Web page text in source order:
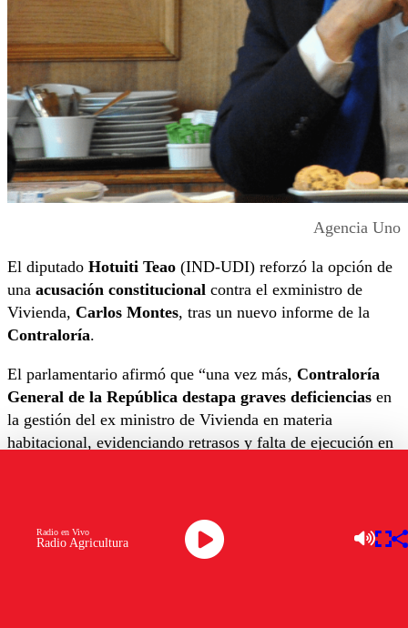
Agencia Uno
El diputado Hotuiti Teao (IND-UDI) reforzó la opción de
una acusación constitucional contra el exministro de
Vivienda, Carlos Montes, tras un nuevo informe de la
Contraloría.
El parlamentario afirmó que “una vez más, Contraloría
General de la República destapa graves deficiencias en
la gestión del ex ministro de Vivienda en materia
habitacional, evidenciando retrasos y falta de ejecución en
Teao cuestionó las irregularidades detectadas
Radio Agricultura
Radio en Vivo